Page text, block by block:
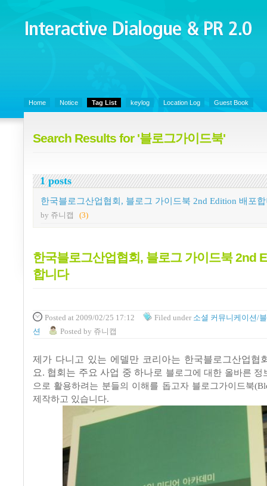
Interactive Dialogue &
PR 2.0
Home Notice Tag List keylog Location Log Guest Book
Search Results for '블로그가이드북'
1 posts
한국블로그산업협회, 블로그 가이드북 2nd Edition 배포
by 쥬니캡 (3)
한국블로그산업협회, 블로그 가이드북 2nd
합니다
Posted at 2009/02/25 17:12 Filed under 소셜 커뮤니케이션/
션
Posted by 쥬니캡
제가 다니고 있는 에델만 코리아는 한국블로그산업협
요. 협회는 주요 사업 중 하나로 블로그에 대한 올바른 정
으로 활용하려는 분들의 이해를 돕고자 블로그가이드북
제작하고 있습니다.